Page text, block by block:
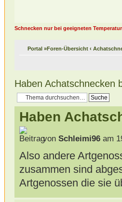
Schnecken nur bei geeigneten
Portal»Foren-Übersicht ‹
Haben Achatschnecken
Haben
von Schleimi96am
Also andere
zusammen sind
Artgenossen die sie